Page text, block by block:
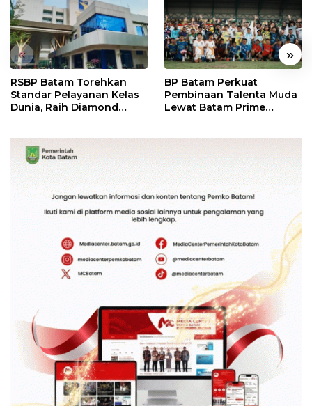
« »
RSBP Batam Torehkan
Standar Pelayanan Kelas
Dunia, Raih Diamond
BP Batam Perkuat
Pembinaan Talenta Muda
Lewat Batam Prime